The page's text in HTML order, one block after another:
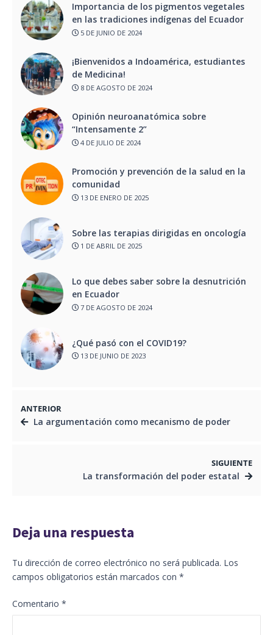
Importancia de los pigmentos vegetales
en las tradiciones indígenas del Ecuador
5 DE JUNIO DE 2024
¡Bienvenidos a Indoamérica, estudiantes
de Medicina!
8 DE AGOSTO DE 2024
Opinión neuroanatómica sobre
“Intensamente 2”
4 DE JULIO DE 2024
Promoción y prevención de la salud en la
comunidad
13 DE ENERO DE 2025
Sobre las terapias dirigidas en oncología
1 DE ABRIL DE 2025
Lo que debes saber sobre la desnutrición
en Ecuador
7 DE AGOSTO DE 2024
¿Qué pasó con el COVID19?
13 DE JUNIO DE 2023
ANTERIOR
La argumentación como mecanismo de poder
SIGUIENTE
La transformación del poder estatal
Deja una respuesta
Tu dirección de correo electrónico no será publicada. Los
campos obligatorios están marcados con *
Comentario *